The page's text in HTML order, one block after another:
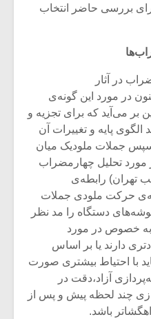
بررسی حاضر انتخاب
در آثار
در مورد این گونه‌ی
بر می‌آید که برای تجزیه و
الگوی پایه و تغییرات آن
جملات ملودیک میان
مورد تحلیل چهارمضراب
تهران) رابطه‌ی
حرکت ملودی جملات
دستگاه را مد نظر
به خصوص در مورد
دارند یا بر اساس
با احتیاط بیشتری صورت
آزاد،دقت در
چند لحظه پیش و پس از
باشد.